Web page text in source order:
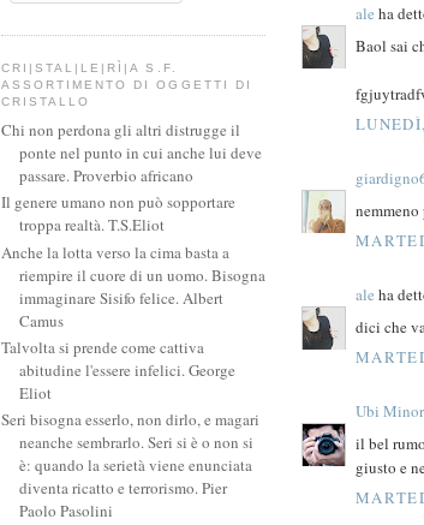
ale ha
Baol sai
ale ha
dici che
Ubi Minor
il bel
giusto e
CRI|STAL|LE|RÌ|A S.F.
ASSORTIMENTO DI OGGETTI DI
CRISTALLO
Chi non perdona gli altri distrugge il
ponte nel punto in cui anche lui deve
passare. Proverbio africano
Il genere umano non può sopportare
troppa realtà. T.S.Eliot
Anche la lotta verso la cima basta a
riempire il cuore di un uomo. Bisogna
immaginare Sisifo felice. Albert
Camus
Talvolta si prende come cattiva
abitudine l'essere infelici. George
Eliot
Seri bisogna esserlo, non dirlo, e magari
neanche sembrarlo. Seri si è o non si
è: quando la serietà viene enunciata
diventa ricatto e terrorismo. Pier
Paolo Pasolini